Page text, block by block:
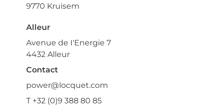
9770 Kruisem
Alleur
Avenue de I'Energie 7
4432 Alleur
Contact
power@locquet.com
T +32 (0)9 388 80 85